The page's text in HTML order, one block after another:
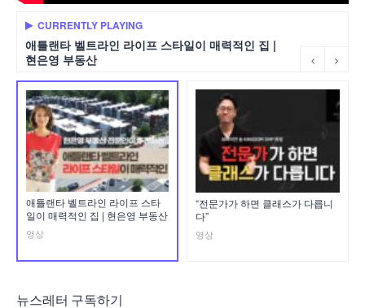
CURRENTLY PLAYING
애틀랜타 벨트라인 라이프 스타일이 매력적인 집 |
현은영 부동산
애틀랜타 벨트라인 라이프 스타
일이 매력적인 집 | 현은영 부동산
영상
“전문가가 하면 클래스가 다릅니
다”
영상
뉴스레터 구독하기